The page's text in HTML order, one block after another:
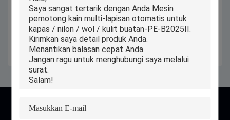
Mesin penyampaian kain kain
dengan kecepatan 0-100m/menit
dan daya 1KW
Dapatkan Harga Terbaik
Multi-layer CNC Industrial
Automatic Fabric Cutter untuk
Kain Tekstil Kain Tirai Kain Rayon
Pisau Pattern
Dapatkan Harga Terbaik